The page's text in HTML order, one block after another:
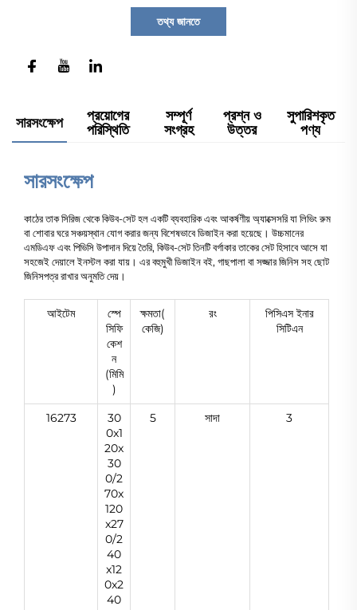
তথ্য জানতে
সারসংক্ষেপ
প্রয়োগের
পরিস্থিতি
সম্পূর্ণ
সংগ্রহ
প্রশ্ন ও
উত্তর
সুপারিশকৃত
পণ্য
সারসংক্ষেপ
কাঠের তাক সিরিজ থেকে কিউব-সেট হল একটি ব্যবহারিক এবং আকর্ষণীয় অ্যাক্সেসরি যা লিভিং রুম
বা শোবার ঘরে সঞ্চয়স্থান যোগ করার জন্য বিশেষভাবে ডিজাইন করা হয়েছে। উচ্চমানের
এমডিএফ এবং পিভিসি উপাদান দিয়ে তৈরি, কিউব-সেট তিনটি বর্গাকার তাকের সেট হিসাবে আসে যা
সহজেই দেয়ালে ইনস্টল করা যায়। এর বহুমুখী ডিজাইন বই, গাছপালা বা সজ্জার জিনিস সহ ছোট
জিনিসপত্র রাখার অনুমতি দেয়।
আইটেম
স্পে
সিফি
কেশ
ন
(মিমি
)
ক্ষমতা(
কেজি)
রং
পিসিএস ইনার
সিটিএন
16273
30
0x1
20x
30
0/2
70x
120
x27
0/2
40
x12
0x2
40
5 সাদা 3